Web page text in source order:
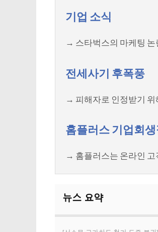
기업 소식
→ 스타벅스의 마케팅 논
전세사기 후폭풍
→ 피해자로 인정받기 위
홈플러스 기업회
→ 홈플러스는 온라인 고